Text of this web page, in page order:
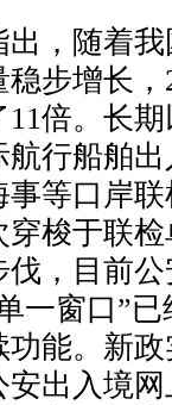
，随着我
步增长，
11倍。长
行船舶
等口岸
梭于联
，目前
一窗口”
能。新
出入境